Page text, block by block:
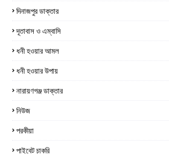
দিনাজপুর ডাক্তার
দূতাবাস ও এম্বাসি
ধনী হওয়ার আমল
ধনী হওয়ার উপায়
নারায়ণগঞ্জ ডাক্তার
নিউজ
পরকীয়া
পাইবেট চাকরি